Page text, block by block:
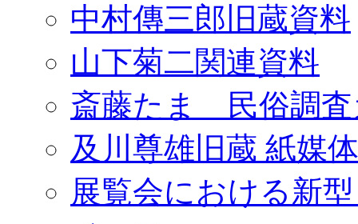
中村傳三郎旧蔵資料
山下菊二関連資料
斎藤たま 民俗調査
及川尊雄旧蔵 紙媒
展覧会における新